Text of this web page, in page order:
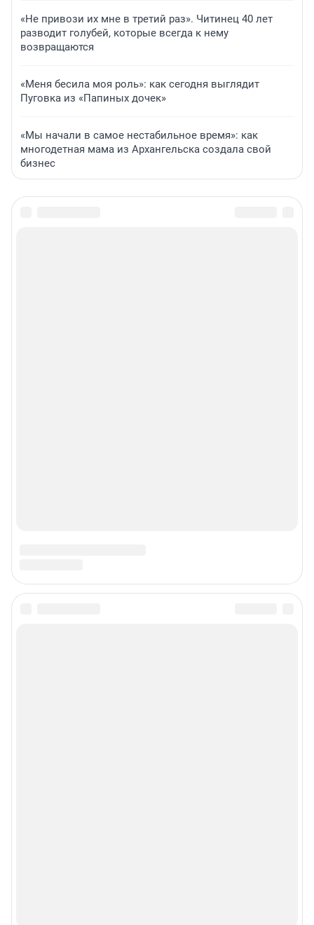
«Не привози их мне в третий раз». Читинец 40 лет
разводит голубей, которые всегда к нему
возвращаются
«Меня бесила моя роль»: как сегодня выглядит
Пуговка из «Папиных дочек»
«Мы начали в самое нестабильное время»: как
многодетная мама из Архангельска создала свой
бизнес